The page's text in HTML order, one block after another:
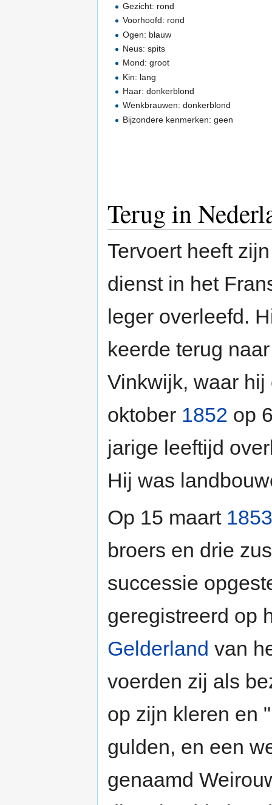
Gezicht: rond
Voorhoofd: rond
Ogen: blauw
Neus: spits
Mond: groot
Kin: lang
Haar: donkerblond
Wenkbrauwen: donkerblond
Bijzondere kenmerken: geen
Terug in
Tervoert heeft zijn
dienst in het
leger overleefd.
keerde terug naar
Vinkwijk, waar hij
oktober 1852 op
jarige leeftijd
Hij was
Op 15 maart 1853
broers en drie
successie
geregistreerd op
Gelderland van
voerden zij als
op zijn kleren en
gulden, en een
genaamd